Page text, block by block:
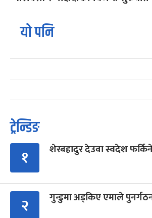
यो पनि
ट्रेन्डिङ
१ शेरबहादुर देउवा स्वदेश
२ गुन्डुमा अड्किए एमाले